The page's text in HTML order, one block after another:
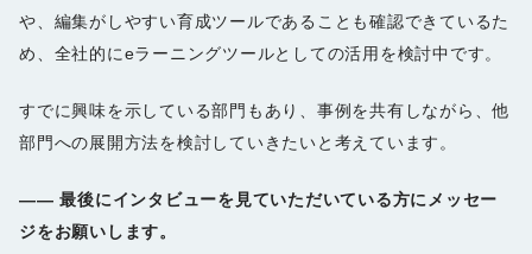
や、編集がしやすい育成ツールであることも確認できているた
め、全社的にeラーニングツールとしての活用を検討中です。
すでに興味を示している部門もあり、事例を共有しながら、他
部門への展開方法を検討していきたいと考えています。
―― 最後にインタビューを見ていただいている方にメッセー
ジをお願いします。